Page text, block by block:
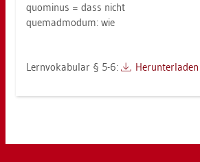
quo­mi­nus = dass nicht
quem­ad­mo­dum: wie
Lern­vo­ka­bu­lar § 5-6: Her­un­ter­la­den